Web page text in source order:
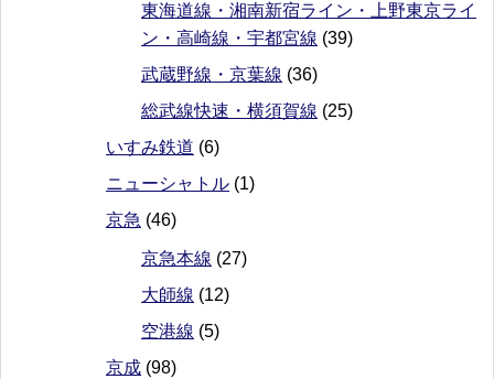
東海道線・湘南新宿ライン・上野東京ライ
ン・高崎線・宇都宮線 (39)
武蔵野線・京葉線 (36)
総武線快速・横須賀線 (25)
いすみ鉄道 (6)
ニューシャトル (1)
京急 (46)
京急本線 (27)
大師線 (12)
空港線 (5)
京成 (98)